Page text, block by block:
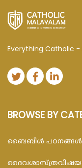
Everything Catholic
BROWSE BY
ബൈബിള്‍ പഠനങ്ങള്‍